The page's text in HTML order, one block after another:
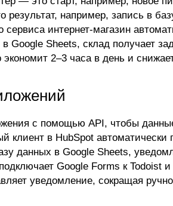
результат, например, запись в
интернет-магазин
Google Sheets, склад получает
2–3 часа в день и
с помощью API, чтобы
клиент в HubSpot автоматически
данных в Google Sheets,
Google Forms к Todoist и
уведомление, сокращая